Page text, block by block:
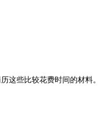
些比较花费时间的材料。